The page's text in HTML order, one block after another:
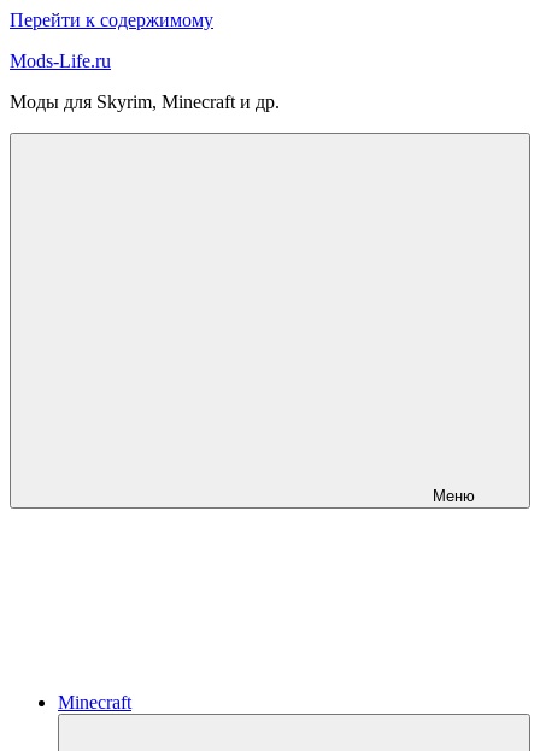
Перейти к содержимому
Mods-Life.ru
Моды для Skyrim, Minecraft и др.
Меню
Minecraft